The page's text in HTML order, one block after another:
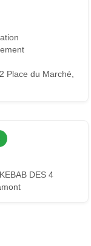
2 Place du Marché,
KEBAB DES 4